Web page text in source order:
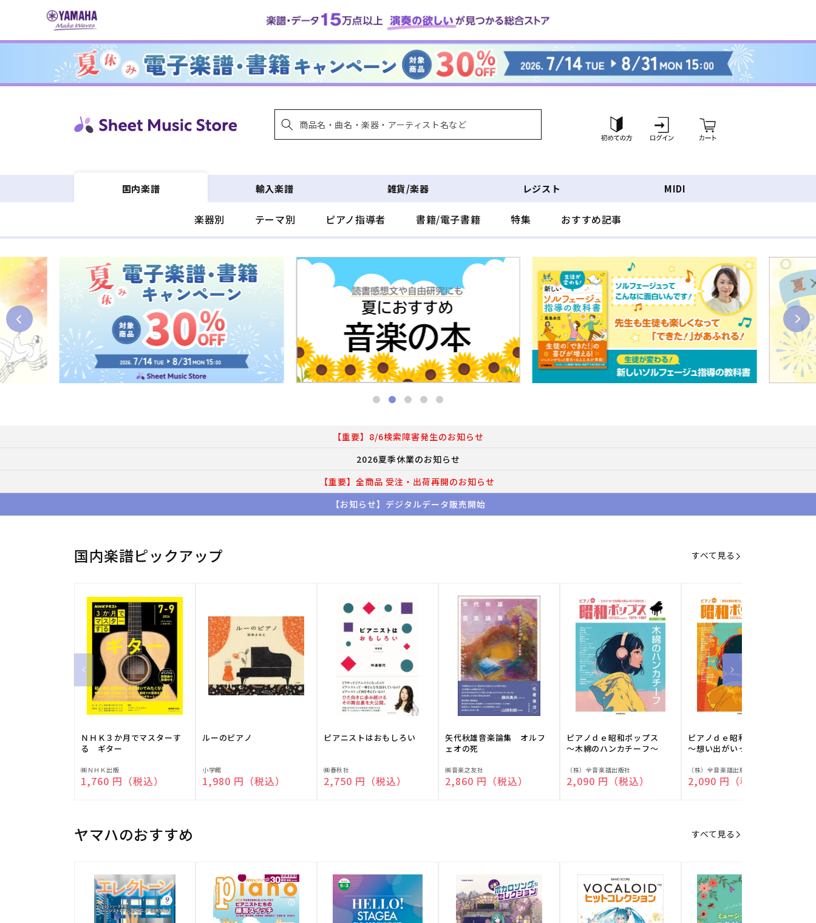
ンツに
グ
イ
ー
ト
国内楽譜
楽器別 テーマ別 ピアノ指導者 書籍/電子書籍 特集 おすすめ記事
輸入楽譜 雑貨/楽器 レジスト MIDI
【重要】8/6検索障害発生のお知らせ
2026夏季休業のお知らせ
【重要】全商品 受注・出荷再開のお知らせ
【お知らせ】デジタルデータ販売開始
国内楽譜ピックアップ すべて見る
ＮＨＫ３か月でマスターす
る ギター
販
売
㈱ＮＨＫ出版
通常価格
1,760 円（税込）
ルーのピアノ
販
売
小学館
通常価格
1,980 円（税込）
ピアニストはおもしろい
販
売
㈱春秋社
通常価格
2,750 円（税込）
矢代秋雄音楽論集 オルフ
ェオの死
販
売
㈱音楽之友社
通常価格
2,860 円（税込）
ピアノｄｅ昭和ポップス
～木綿のハンカチーフ～
販
売
（株）全音楽譜出版社
通常価格
2,090 円（税込）
ピアノｄｅ昭和ポップス
～想い出がいっぱい～
販
売
（株）全音楽譜出版社
通常価格
2,090 円（税込）
ヤマハのおすすめ すべて見る